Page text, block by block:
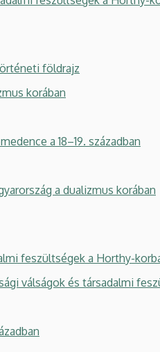
földrajz
korában
a 18–19. században
a dualizmus korában
feszültségek a Horthy-
válságok és társadalmi